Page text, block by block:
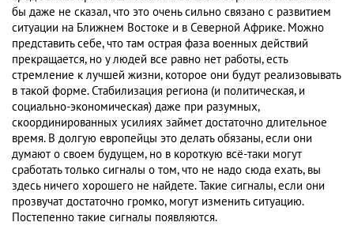
бы даже не сказал, что это очень сильно связано с развитием
ситуации на Ближнем Востоке и в Северной Африке. Можно
представить себе, что там острая фаза военных действий
прекращается, но у людей все равно нет работы, есть
стремление к лучшей жизни, которое они будут реализовывать
в такой форме. Стабилизация региона (и политическая, и
социально-экономическая) даже при разумных,
скоординированных усилиях займет достаточно длительное
время. В долгую европейцы это делать обязаны, если они
думают о своем будущем, но в короткую всё-таки могут
сработать только сигналы о том, что не надо сюда ехать, вы
здесь ничего хорошего не найдете. Такие сигналы, если они
прозвучат достаточно громко, могут изменить ситуацию.
Постепенно такие сигналы появляются.